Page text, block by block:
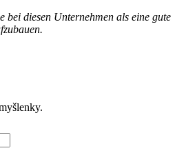
bei diesen Unternehmen als eine gute